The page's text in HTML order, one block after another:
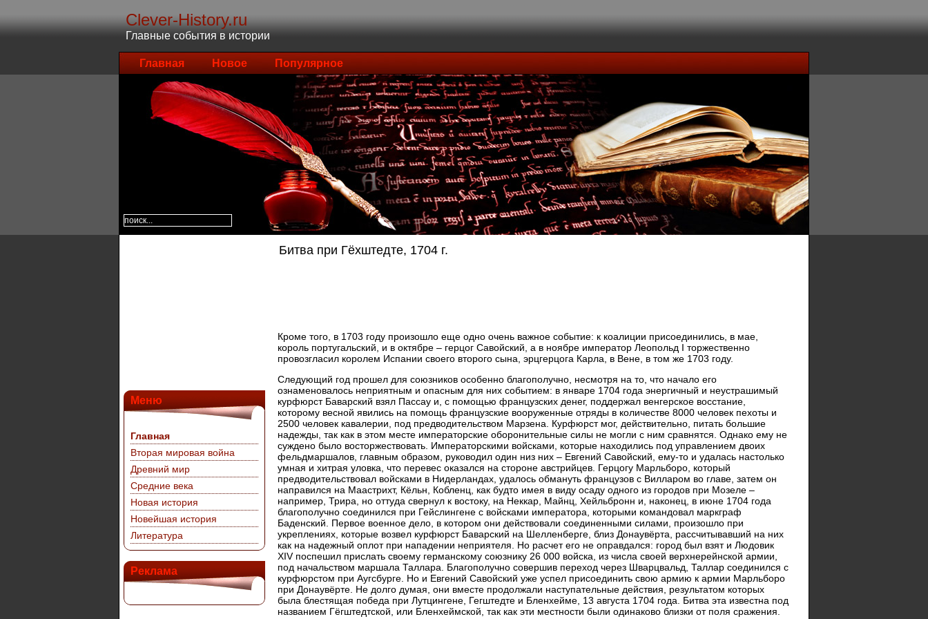
Clever-History.ru
Главные события в истории
Главная Новое Популярное
Меню
Главная
Вторая мировая война
Древний мир
Средние века
Новая история
Новейшая история
Литература
Реклама
Битва при Гёхштедте, 1704 г.
Кроме того, в 1703 году произошло еще одно очень важное событие: к коалиции присоединились, в мае,
король португальский, и в октябре – герцог Савойский, а в ноябре император Леопольд I торжественно
провозгласил королем Испании своего второго сына, эрцгерцога Карла, в Вене, в том же 1703 году.
Следующий год прошел для союзников особенно благополучно, несмотря на то, что начало его
ознаменовалось неприятным и опасным для них событием: в январе 1704 года энергичный и неустрашимый
курфюрст Баварский взял Пассау и, с помощью французских денег, поддержал венгерское восстание,
которому весной явились на помощь французские вооруженные отряды в количестве 8000 человек пехоты и
2500 человек кавалерии, под предводительством Марзена. Курфюрст мог, действительно, питать большие
надежды, так как в этом месте императорские оборонительные силы не могли с ним сравнятся. Однако ему не
суждено было восторжествовать. Императорскими войсками, которые находились под управлением двоих
фельдмаршалов, главным образом, руководил один низ них – Евгений Савойский, ему-то и удалась настолько
умная и хитрая уловка, что перевес оказался на стороне австрийцев. Герцогу Марльборо, который
предводительствовал войсками в Нидерландах, удалось обмануть французов с Вилларом во главе, затем он
направился на Маастрихт, Кёльн, Кобленц, как будто имея в виду осаду одного из городов при Мозеле –
например, Трира, но оттуда свернул к востоку, на Неккар, Майнц, Хейльбронн и, наконец, в июне 1704 года
благополучно соединился при Гейслингене с войсками императора, которыми командовал маркграф
Баденский. Первое военное дело, в котором они действовали соединенными силами, произошло при
укреплениях, которые возвел курфюрст Баварский на Шелленберге, близ Донаувёрта, рассчитывавший на них
как на надежный оплот при нападении неприятеля. Но расчет его не оправдался: город был взят и Людовик
XIV поспешил прислать своему германскому союзнику 26 000 войска, из числа своей верхнерейнской армии,
под начальством маршала Таллара. Благополучно совершив переход через Шварцвальд, Таллар соединился с
курфюрстом при Аугсбурге. Но и Евгений Савойский уже успел присоединить свою армию к армии Марльборо
при Донаувёрте. Не долго думая, они вместе продолжали наступательные действия, результатом которых
была блестящая победа при Лутцингене, Гегштедте и Бленхейме, 13 августа 1704 года. Битва эта известна под
названием Гёгштедтской, или Бленхеймской, так как эти местности были одинаково близки от поля сражения.